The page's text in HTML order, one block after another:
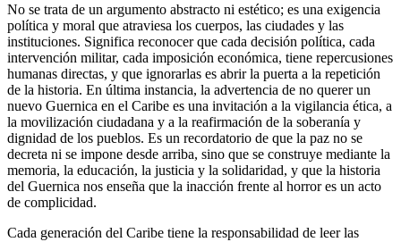
No se trata de un argumento abstracto ni estético; es una exigencia
política y moral que atraviesa los cuerpos, las ciudades y las
instituciones. Significa reconocer que cada decisión política, cada
intervención militar, cada imposición económica, tiene repercusiones
humanas directas, y que ignorarlas es abrir la puerta a la repetición
de la historia. En última instancia, la advertencia de no querer un
nuevo Guernica en el Caribe es una invitación a la vigilancia ética, a
la movilización ciudadana y a la reafirmación de la soberanía y
dignidad de los pueblos. Es un recordatorio de que la paz no se
decreta ni se impone desde arriba, sino que se construye mediante la
memoria, la educación, la justicia y la solidaridad, y que la historia
del Guernica nos enseña que la inacción frente al horror es un acto
de complicidad.
Cada generación del Caribe tiene la responsabilidad de leer las